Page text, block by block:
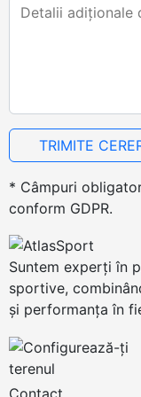
* Câmpuri
conform GDPR.
Suntem experți în
sportive,
și performanța în
Contact